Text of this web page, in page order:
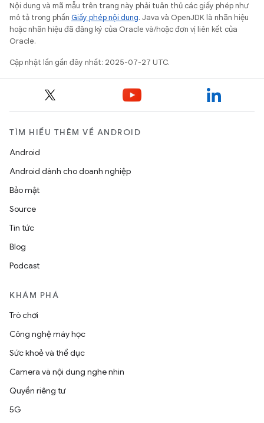
Nội dung và mã mẫu trên trang này phải tuân thủ các giấy phép như
mô tả trong phần Giấy phép nội dung. Java và OpenJDK là nhãn hiệu
hoặc nhãn hiệu đã đăng ký của Oracle và/hoặc đơn vị liên kết của
Oracle.
Cập nhật lần gần đây nhất: 2025-07-27 UTC.
TÌM HIỂU THÊM VỀ ANDROID
Android
Android dành cho doanh nghiệp
Bảo mật
Source
Tin tức
Blog
Podcast
KHÁM PHÁ
Trò chơi
Công nghệ máy học
Sức khoẻ và thể dục
Camera và nội dung nghe nhìn
Quyền riêng tư
5G